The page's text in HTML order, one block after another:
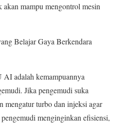
mampu mengontrol mesin
Belajar Gaya Berkendara
AI adalah kemampuannya
Jika pengemudi suka
mengatur turbo dan injeksi agar
menginginkan efisiensi,